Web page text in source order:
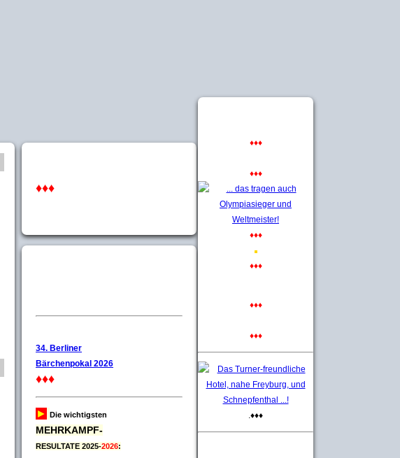
♦♦♦
34. Berliner
Bärchenpokal 2026
♦♦♦
► Die wichtigsten
MEHRKAMPF-
RESULTATE 2025-2026:
♦♦♦
♦♦♦
♦♦♦
♦♦♦
♦♦♦
♦♦♦
.♦♦♦